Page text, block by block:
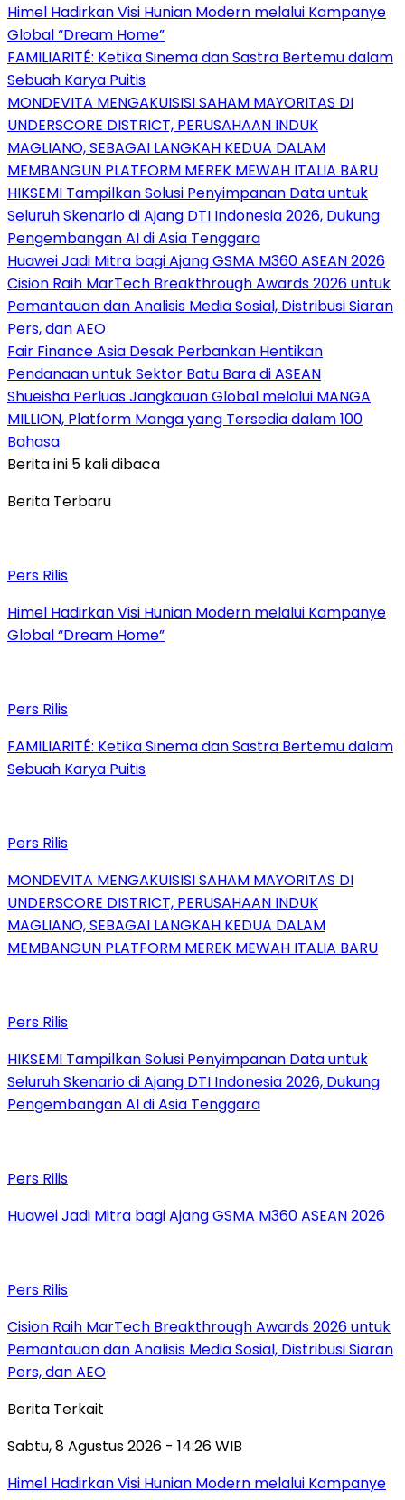
Himel Hadirkan Visi Hunian Modern melalui Kampanye
Global “Dream Home”
FAMILIARITÉ: Ketika Sinema dan Sastra Bertemu dalam
Sebuah Karya Puitis
MONDEVITA MENGAKUISISI SAHAM MAYORITAS DI
UNDERSCORE DISTRICT, PERUSAHAAN INDUK
MAGLIANO, SEBAGAI LANGKAH KEDUA DALAM
MEMBANGUN PLATFORM MEREK MEWAH ITALIA BARU
HIKSEMI Tampilkan Solusi Penyimpanan Data untuk
Seluruh Skenario di Ajang DTI Indonesia 2026, Dukung
Pengembangan AI di Asia Tenggara
Huawei Jadi Mitra bagi Ajang GSMA M360 ASEAN 2026
Cision Raih MarTech Breakthrough Awards 2026 untuk
Pemantauan dan Analisis Media Sosial, Distribusi Siaran
Pers, dan AEO
Fair Finance Asia Desak Perbankan Hentikan
Pendanaan untuk Sektor Batu Bara di ASEAN
Shueisha Perluas Jangkauan Global melalui MANGA
MILLION, Platform Manga yang Tersedia dalam 100
Bahasa
Berita ini 5 kali dibaca
Berita Terbaru
Pers Rilis
Himel Hadirkan Visi Hunian Modern melalui Kampanye
Global “Dream Home”
Pers Rilis
FAMILIARITÉ: Ketika Sinema dan Sastra Bertemu dalam
Sebuah Karya Puitis
Pers Rilis
MONDEVITA MENGAKUISISI SAHAM MAYORITAS DI
UNDERSCORE DISTRICT, PERUSAHAAN INDUK
MAGLIANO, SEBAGAI LANGKAH KEDUA DALAM
MEMBANGUN PLATFORM MEREK MEWAH ITALIA BARU
Pers Rilis
HIKSEMI Tampilkan Solusi Penyimpanan Data untuk
Seluruh Skenario di Ajang DTI Indonesia 2026, Dukung
Pengembangan AI di Asia Tenggara
Pers Rilis
Huawei Jadi Mitra bagi Ajang GSMA M360 ASEAN 2026
Pers Rilis
Cision Raih MarTech Breakthrough Awards 2026 untuk
Pemantauan dan Analisis Media Sosial, Distribusi Siaran
Pers, dan AEO
Berita Terkait
Sabtu, 8 Agustus 2026 - 14:26 WIB
Himel Hadirkan Visi Hunian Modern melalui Kampanye